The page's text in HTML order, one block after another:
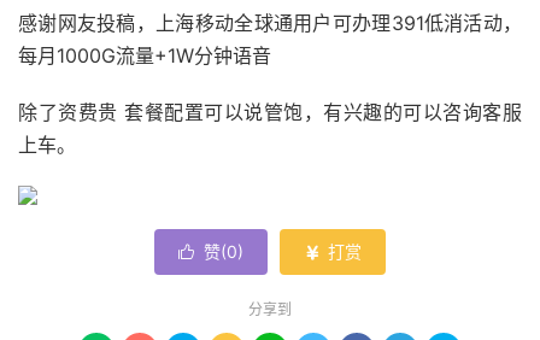
感谢网友投稿，上海移动全球通用户可办理391低消活动，
每月1000G流量+1W分钟语音
除了资费贵 套餐配置可以说管饱，有兴趣的可以咨询客服
上车。
 赞(0)  打赏
分享到